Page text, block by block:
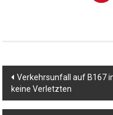
Verkehrsunfall auf B167
keine Verletzten